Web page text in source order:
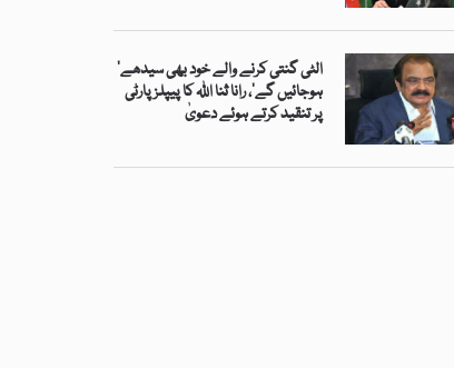
’الٹی گنتی کرنے والے خود بھی سیدھے
ہوجائیں گے‘، رانا ثنا اللہ کا پیپلز پارٹی
پر تنقید کرتے ہوئے دعویٰ